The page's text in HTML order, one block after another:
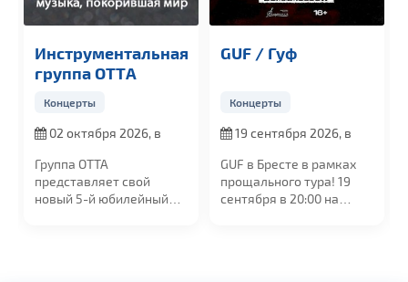
Инструментальная
группа OTTА
Концерты
02 октября 2026, в
Группа ОТТА
представляет свой
новый 5-й юбилейный
GUF / Гуф
Концерты
19 сентября 2026, в
GUF в Бресте в рамках
прощального тура! 19
сентября в 20:00 на